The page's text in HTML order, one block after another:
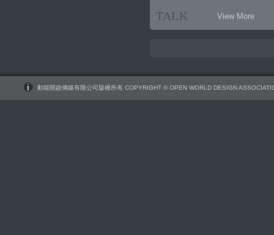
TALK View More
動能開啟傳媒有限公司版權所有 COPYRIGHT © OPEN WORLD DESIGN